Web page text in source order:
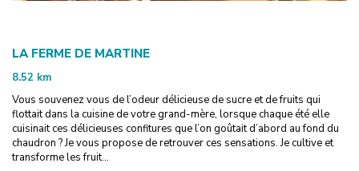
LA FERME DE MARTINE
8.52 km
Vous souvenez vous de l’odeur délicieuse de sucre et de fruits qui
flottait dans la cuisine de votre grand-mère, lorsque chaque été elle
cuisinait ces délicieuses confitures que l’on goûtait d’abord au fond du
chaudron ? Je vous propose de retrouver ces sensations. Je cultive et
transforme les fruit...